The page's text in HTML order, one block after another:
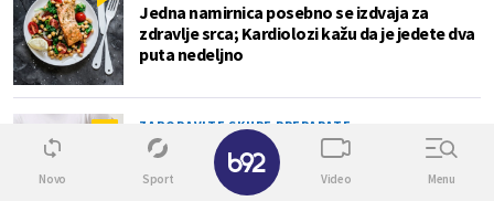
Jedna namirnica posebno se izdvaja za
zdravlje srca; Kardiolozi kažu da je jedete dva
puta nedeljno
0 ZABORAVITE SKUPE PREPARATE
Muči vas zatvor? Nutricionistkinja
preporučuje da u ishranu uvrstite ovu
Novo Sport Video Menu
✕